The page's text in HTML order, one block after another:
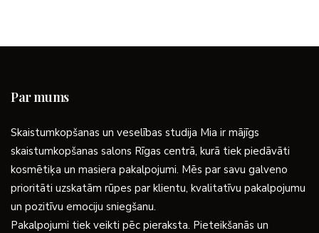
Par mums
Skaistumkopšanas un veselības studija Mia ir mājīgs
skaistumkopšanas salons Rīgas centrā, kurā tiek piedāvāti
kosmētiķa un masiera pakalpojumi. Mēs par savu galveno
prioritāti uzskatām rūpes par klientu, kvalitatīvu pakalpojumu
un pozitīvu emociju sniegšanu.
Pakalpojumi tiek veikti pēc pieraksta. Pieteikšanās un